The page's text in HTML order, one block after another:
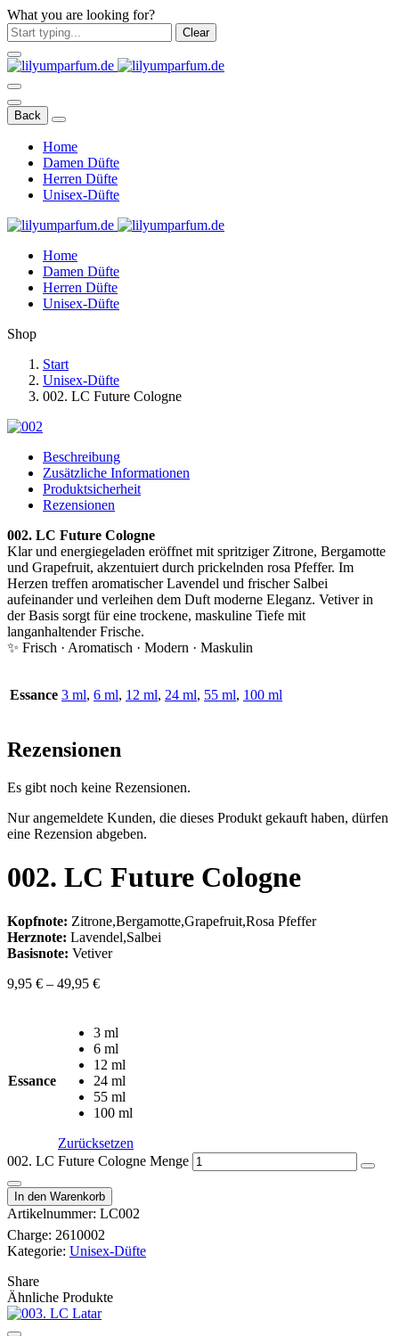
What you are looking for?
Clear
Back
Home
Damen Düfte
Herren Düfte
Unisex-Düfte
Home
Damen Düfte
Herren Düfte
Unisex-Düfte
Shop
Start
Unisex-Düfte
002. LC Future Cologne
Beschreibung
Zusätzliche Informationen
Produktsicherheit
Rezensionen
002. LC Future Cologne
Klar und energiegeladen eröffnet mit spritziger Zitrone, Bergamotte
und Grapefruit, akzentuiert durch prickelnden rosa Pfeffer. Im
Herzen treffen aromatischer Lavendel und frischer Salbei
aufeinander und verleihen dem Duft moderne Eleganz. Vetiver in
der Basis sorgt für eine trockene, maskuline Tiefe mit
langanhaltender Frische.
✨ Frisch · Aromatisch · Modern · Maskulin
Essance 3 ml, 6 ml, 12 ml, 24 ml, 55 ml, 100 ml
Rezensionen
Es gibt noch keine Rezensionen.
Nur angemeldete Kunden, die dieses Produkt gekauft haben, dürfen
eine Rezension abgeben.
002. LC Future Cologne
Kopfnote: Zitrone,Bergamotte,Grapefruit,Rosa Pfeffer
Herznote: Lavendel,Salbei
Basisnote: Vetiver
9,95 € – 49,95 €
Essance
3 ml
6 ml
12 ml
24 ml
55 ml
100 ml
Zurücksetzen
002. LC Future Cologne Menge
In den Warenkorb
Artikelnummer: LC002
Charge: 2610002
Kategorie: Unisex-Düfte
Share
Ähnliche Produkte